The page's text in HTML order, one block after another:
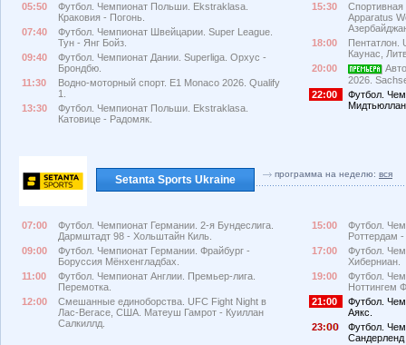
05:50
Футбол. Чемпионат Польши. Ekstraklasa.
Краковия - Погонь.
07:40
Футбол. Чемпионат Швейцарии. Super League.
Тун - Янг Бойз.
09:40
Футбол. Чемпионат Дании. Superliga. Орхус -
Брондбю.
11:30
Водно-моторный спорт. E1 Monaco 2026. Qualify
1.
13:30
Футбол. Чемпионат Польши. Ekstraklasa.
Катовице - Радомяк.
15:30
Спортивная
Apparatus
18:00
Пентатлон.
Каунас,
20:00
2026.
22:00
Футбол.
Setanta Sports Ukraine программа на неделю: вся
07:00
Футбол. Чемпионат Германии. 2-я Бундеслига.
Дармштадт 98 - Хольштайн Киль.
09:00
Футбол. Чемпионат Германии. Фрайбург -
Боруссия Мёнхенгладбах.
11:00
Футбол. Чемпионат Англии. Премьер-лига.
Перемотка.
12:00
Смешанные единоборства. UFC Fight Night в
Лас-Вегасе, США. Матеуш Гамрот - Куиллан
Салкиллд.
15:00
Футбол.
Роттердам
17:00
Футбол.
Хиберниан.
19:00
Футбол.
Ноттингем
21:00
Футбол.
Аякс.
23:
Футбол.